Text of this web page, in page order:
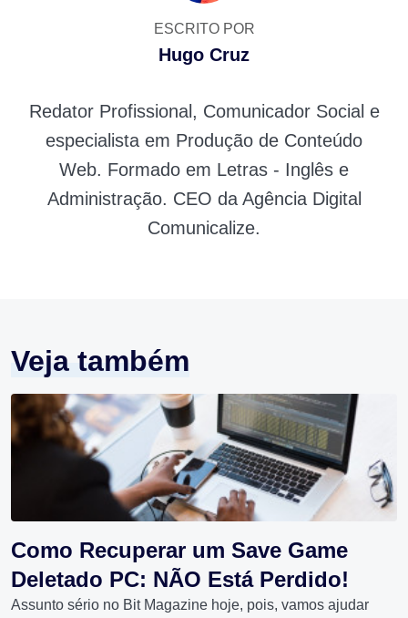
ESCRITO POR
Hugo Cruz
Redator Profissional, Comunicador Social e
especialista em Produção de Conteúdo
Web. Formado em Letras - Inglês e
Administração. CEO da Agência Digital
Comunicalize.
Veja também
Como Recuperar um Save Game
Deletado PC: NÃO Está Perdido!
Assunto sério no Bit Magazine hoje, pois, vamos ajudar